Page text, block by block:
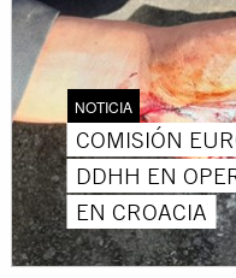
NOTICIA
COMISIÓN
DDHH EN
EN CROACIA